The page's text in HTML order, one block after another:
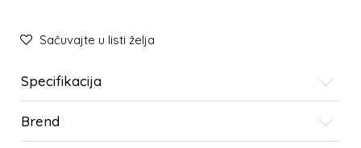
Sačuvajte u listi želja
Specifikacija
Brend